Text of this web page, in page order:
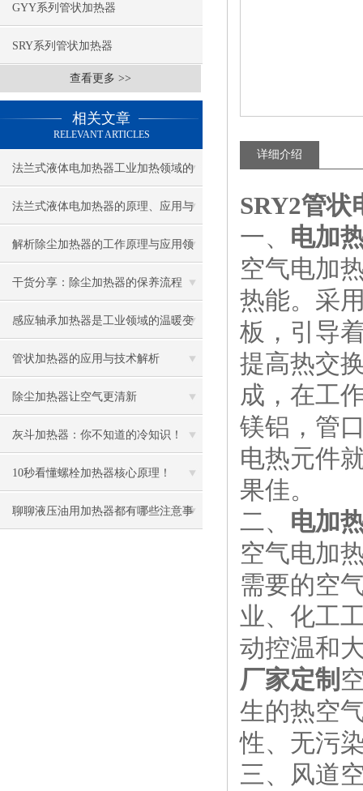
GYY系列管状加热器
SRY系列管状加热器
查看更多 >>
相关文章
RELEVANT ARTICLES
法兰式液体电加热器工业加热领域的
优选设备
法兰式液体电加热器的原理、应用与
优势
解析除尘加热器的工作原理与应用领
域
干货分享：除尘加热器的保养流程
感应轴承加热器是工业领域的温暖变
革者
管状加热器的应用与技术解析
除尘加热器让空气更清新
灰斗加热器：你不知道的冷知识！
10秒看懂螺栓加热器核心原理！
聊聊液压油用加热器都有哪些注意事
详细介绍
SRY2管状
一、 电加
空气电加
热能。采
板，引导
提高热交
成，在工
镁铝，管
电热元件
果佳。
二、 电加
空气电加
需要的空
业、化工
动控温和
厂家定制
生的热空
性、无污
三、风道